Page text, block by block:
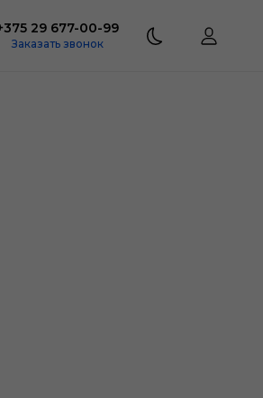
29 677-00-99
Заказать звонок